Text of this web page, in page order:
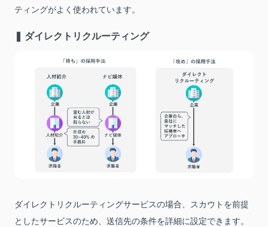
ティングがよく使われています。
❚ ダイレクトリクルーティング
ダイレクトリクルーティングサービスの場合、スカウトを前提
としたサービスのため、送信先の条件を詳細に設定できます。